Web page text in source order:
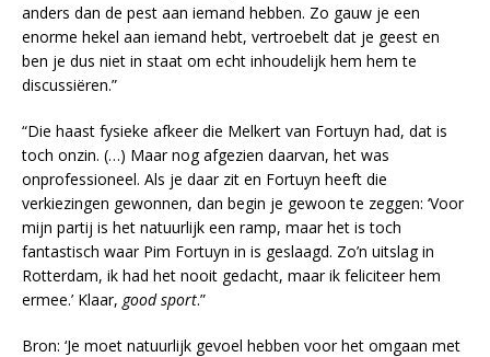
anders dan de pest aan iemand hebben. Zo gauw je een
enorme hekel aan iemand hebt, vertroebelt dat je geest en
ben je dus niet in staat om echt inhoudelijk hem hem te
discussiëren.”
“Die haast fysieke afkeer die Melkert van Fortuyn had, dat is
toch onzin. (…) Maar nog afgezien daarvan, het was
onprofessioneel. Als je daar zit en Fortuyn heeft die
verkiezingen gewonnen, dan begin je gewoon te zeggen: ‘Voor
mijn partij is het natuurlijk een ramp, maar het is toch
fantastisch waar Pim Fortuyn in is geslaagd. Zo’n uitslag in
Rotterdam, ik had het nooit gedacht, maar ik feliciteer hem
ermee.’ Klaar, good sport.”
Bron: ‘Je moet natuurlijk gevoel hebben voor het omgaan met